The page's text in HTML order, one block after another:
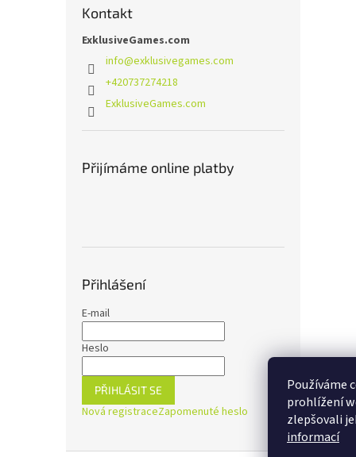
Používáme
prohlížení
zlepšovali
informací
Kontakt
ExklusiveGames.com
info@exklusivegames.com
+420737274218
ExklusiveGames.com
Přijímáme online platby
Přihlášení
E-mail
Heslo
PŘIHLÁSIT SE
Nová registraceZapomenuté heslo